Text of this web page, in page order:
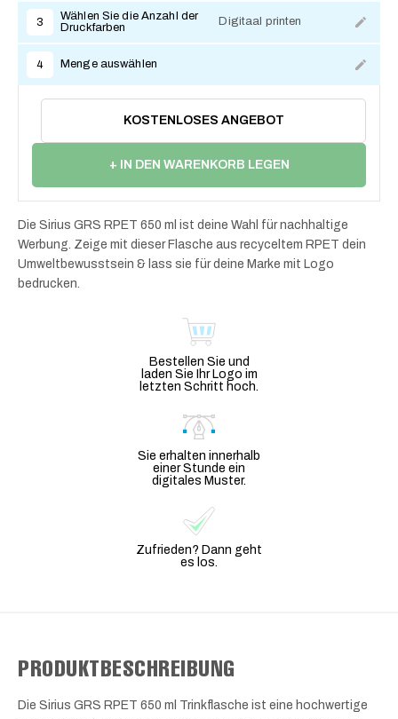
3
Wählen Sie die Anzahl der
Druckfarben
Digitaal printen
4 Menge auswählen
KOSTENLOSES ANGEBOT
+ IN DEN WARENKORB LEGEN
Die Sirius GRS RPET 650 ml ist deine Wahl für nachhaltige
Werbung. Zeige mit dieser Flasche aus recyceltem RPET dein
Umweltbewusstsein & lass sie für deine Marke mit Logo
bedrucken.
Bestellen Sie und
laden Sie Ihr Logo im
letzten Schritt hoch.
Sie erhalten innerhalb
einer Stunde ein
digitales Muster.
Zufrieden? Dann geht
es los.
PRODUKTBESCHREIBUNG
Die Sirius GRS RPET 650 ml Trinkflasche ist eine hochwertige